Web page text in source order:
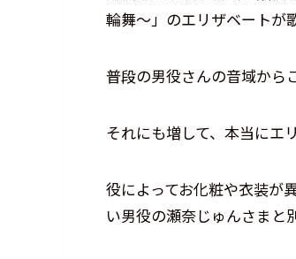
輪舞～」のエリザベートが
普段の男役さんの音域から
それにも増して、本当にエ
役によってお化粧や衣装が
い男役の瀬奈じゅんさまと